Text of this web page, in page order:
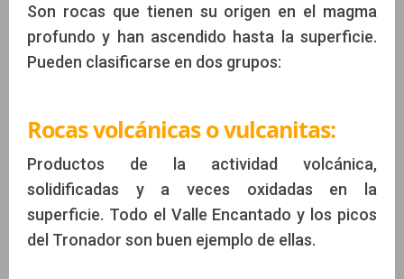
Son rocas que tienen su origen en el magma
profundo y han ascendido hasta la superficie.
Pueden clasificarse en dos grupos:
Rocas volcánicas o vulcanitas:
Productos de la actividad volcánica,
solidificadas y a veces oxidadas en la
superficie. Todo el Valle Encantado y los picos
del Tronador son buen ejemplo de ellas.